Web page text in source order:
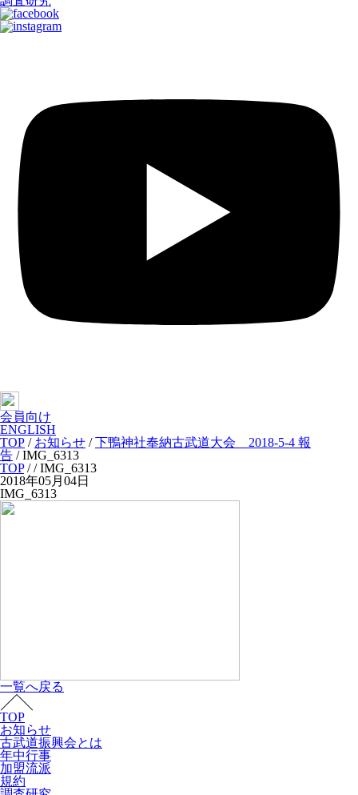
会員向け
ENGLISH
TOP / お知らせ /下鴨神社奉納古武道大会 2018-5-4 報
告 /IMG_6313
TOP// IMG_6313
2018年05月04日
IMG_6313
一覧へ戻る
TOP
お知らせ
古武道振興会とは
年中行事
加盟流派
規約